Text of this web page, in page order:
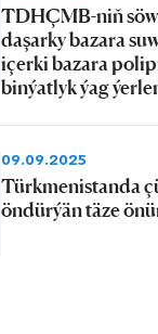
TDHÇMB-niň
daşarky bazara
içerki bazara
binýatlyk ýag
09.09.2025
Türkmenistanda
öndürýän täze